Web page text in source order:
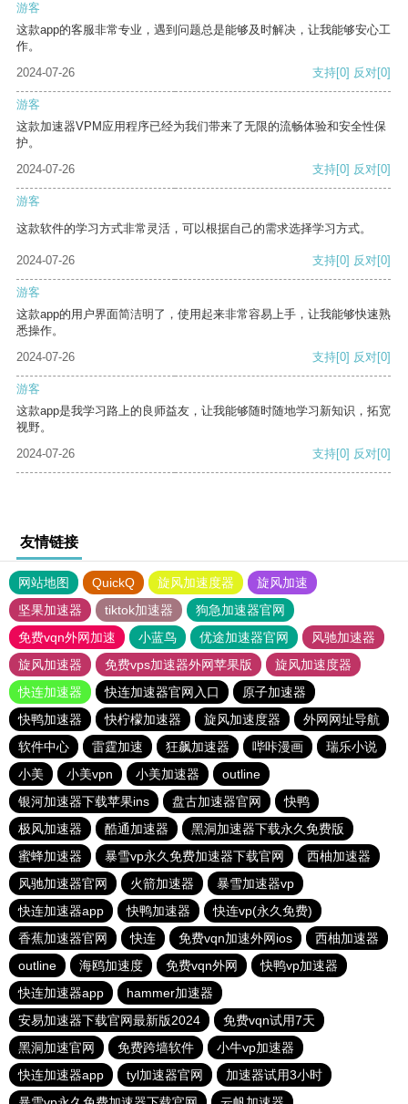
游客
这款app的客服非常专业，遇到问题总是能够及时解决，让我能够安心工
作。
2024-07-26
支持[0] 反对[0]
游客
这款加速器VPM应用程序已经为我们带来了无限的流畅体验和安全性保
护。
2024-07-26
支持[0] 反对[0]
游客
这款软件的学习方式非常灵活，可以根据自己的需求选择学习方式。
2024-07-26 支持[0] 反对[0]
游客
这款app的用户界面简洁明了，使用起来非常容易上手，让我能够快速熟
悉操作。
2024-07-26
支持[0] 反对[0]
游客
这款app是我学习路上的良师益友，让我能够随时随地学习新知识，拓宽
视野。
2024-07-26
支持[0] 反对[0]
友情链接
网站地图 QuickQ 旋风加速度器
旋风加速
坚果加速器
tiktok加速器
狗急加速器官网
免费vqn外网加速
小蓝鸟 优途加速器官网
风驰加速器
旋风加速器
免费vps加速器外网苹果版
旋风加速度器
快连加速器
快连加速器官网入口
原子加速器
快鸭加速器
快柠檬加速器 旋风加速度器
外网网址导航
软件中心
雷霆加速 狂飙加速器 哔咔漫画
瑞乐小说
小美
小美vpn 小美加速器
outline
银河加速器下载苹果ins
盘古加速器官网
快鸭
极风加速器
酷通加速器
黑洞加速器下载永久免费版
蜜蜂加速器
暴雪vp永久免费加速器下载官网
西柚加速器
风驰加速器官网
火箭加速器
暴雪加速器vp
快连加速器app
快鸭加速器
快连vp(永久免费)
香蕉加速器官网
快连 免费vqn加速外网ios
西柚加速器
outline
海鸥加速度 免费vqn外网
快鸭vp加速器
快连加速器app
hammer加速器
安易加速器下载官网最新版2024
免费vqn试用7天
黑洞加速官网
免费跨墙软件
小牛vp加速器
快连加速器app
tyl加速器官网
加速器试用3小时